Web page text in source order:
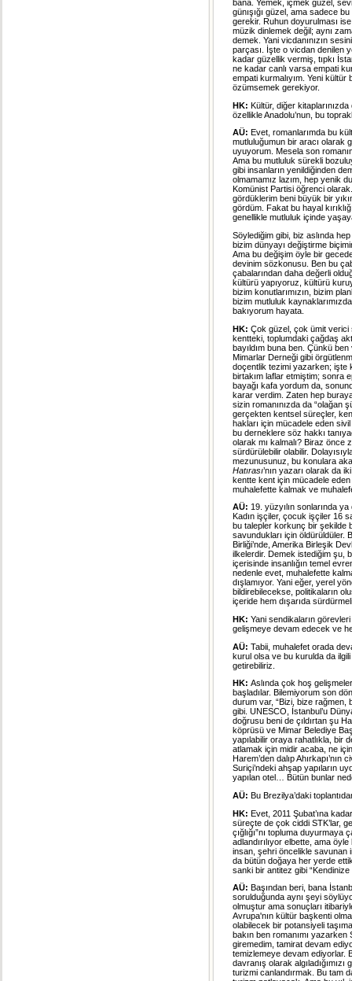
bana. Yemek, içmek güzel,
günışığı güzel, ama sadece
gerekir. Ruhun doyurulması
müzik dinlemek değil; aynı
demek. Yani vicdanınızın
parçası. İşte o vicdan denilen
kadar güzellik vermiş, tıpkı
ne kadar canlı varsa empati
empati kurmalıyım. Yeni
özümsemek gerekiyor.
HK: Kültür, diğer
özellikle Anadolu’nun, bu
AÜ: Evet, romanlarımda bu
mutluluğumun bir aracı olarak
uyuyorum. Mesela son
Ama bu mutluluk sürekli
gibi insanların yenildiğinden
olmamamız lazım, hep yenik
Komünist Partisi öğrenci
gördüklerim beni büyük bir
gördüm. Fakat bu hayal
genellikle mutluluk içinde
Söylediğim gibi, biz aslında
bizim dünyayı değiştirme
Ama bu değişim öyle bir
devinim sözkonusu. Ben bu
çabalarından daha değerli
kültürü yapıyoruz, kültürü
bizim konutlarımızın, bizim
bizim mutluluk
bakıyorum hayata.
HK: Çok güzel, çok ümit verici
kentteki, toplumdaki çağdaş
bayıldım buna ben. Çünkü
Mimarlar Derneği gibi
doçentlik tezimi yazarken; işte
birtakım laflar etmiştim; sonra
bayağı kafa yordum da,
karar verdim. Zaten hep
sizin romanınızda da “olağan
gerçekten kentsel süreçler,
hakları için mücadele eden
bu derneklere söz hakkı
olarak mı kalmalı? Biraz
sürdürülebilir olabilir.
mezunusunuz, bu konulara
Hatırası’nın yazarı olarak da
kentte kent için mücadele
muhalefette kalmak ve
AÜ: 19. yüzyılın sonlarında
Kadın işçiler, çocuk işçiler 16
bu talepler korkunç bir şekilde
savundukları için öldürüldüler.
Birliği’nde, Amerika Birleşik
ilkelerdir. Demek istediğim şu,
içerisinde insanlığın temel
nedenle evet, muhalefette
dışlamıyor. Yani eğer, yerel
bildirebilecekse, politikaların
içeride hem dışarıda
HK: Yani sendikaların
gelişmeye devam edecek ve
AÜ: Tabii, muhalefet orada
kurul olsa ve bu kurulda da
getirebiliriz.
HK: Aslında çok hoş
başladılar. Bilemiyorum son
durum var, “Bizi, bize rağmen,
gibi. UNESCO, İstanbul’u
doğrusu beni de çıldırtan şu
köprüsü ve Mimar Belediye
yapılabilir oraya rahatlıkla, bir
atlamak için midir acaba, ne
Harem’den dalıp
Suriçi’ndeki ahşap yapıların
yapılan otel… Bütün bunlar
AÜ: Bu Brezilya’daki
HK: Evet, 2011 Şubat’ına
süreçte de çok ciddi STK’lar,
çığlığı”nı topluma duyurmaya
adlandırılıyor elbette, ama
insan, şehri öncelikle savunan
da bütün doğaya her yerde
sanki bir antitez gibi
AÜ: Başından beri, bana
sorulduğunda aynı şeyi
olmuştur ama sonuçları
Avrupa'nın kültür başkenti
olabilecek bir potansiyeli
bakın ben romanımı
giremedim, tamirat devam
temizlemeye devam ediyorlar.
davranış olarak
turizmi canlandırmak. Bu tam